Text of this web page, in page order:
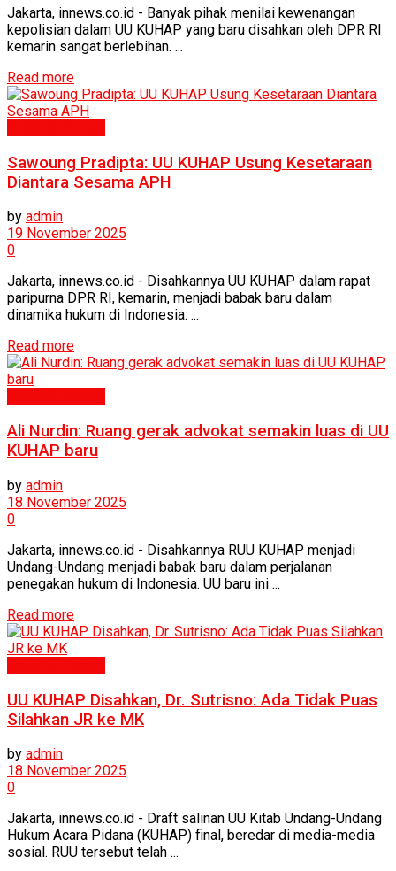
Jakarta, innews.co.id - Banyak pihak menilai kewenangan
kepolisian dalam UU KUHAP yang baru disahkan oleh DPR RI
kemarin sangat berlebihan. ...
Read more
Sawoung Pradipta: UU KUHAP Usung Kesetaraan
Diantara Sesama APH
by admin
19 November 2025
0
Jakarta, innews.co.id - Disahkannya UU KUHAP dalam rapat
paripurna DPR RI, kemarin, menjadi babak baru dalam
dinamika hukum di Indonesia. ...
Read more
Ali Nurdin: Ruang gerak advokat semakin luas di UU
KUHAP baru
by admin
18 November 2025
0
Jakarta, innews.co.id - Disahkannya RUU KUHAP menjadi
Undang-Undang menjadi babak baru dalam perjalanan
penegakan hukum di Indonesia. UU baru ini ...
Read more
UU KUHAP Disahkan, Dr. Sutrisno: Ada Tidak Puas
Silahkan JR ke MK
by admin
18 November 2025
0
Jakarta, innews.co.id - Draft salinan UU Kitab Undang-Undang
Hukum Acara Pidana (KUHAP) final, beredar di media-media
sosial. RUU tersebut telah ...